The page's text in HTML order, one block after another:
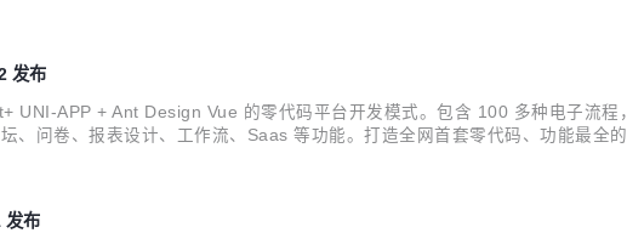
发布
UNI-APP + Ant Design Vue 的零代码平台开发模式。包含 100 多种电子流
、问卷、报表设计、工作流、Saas 等功能。打造全网首套零代码、功能最全
发布